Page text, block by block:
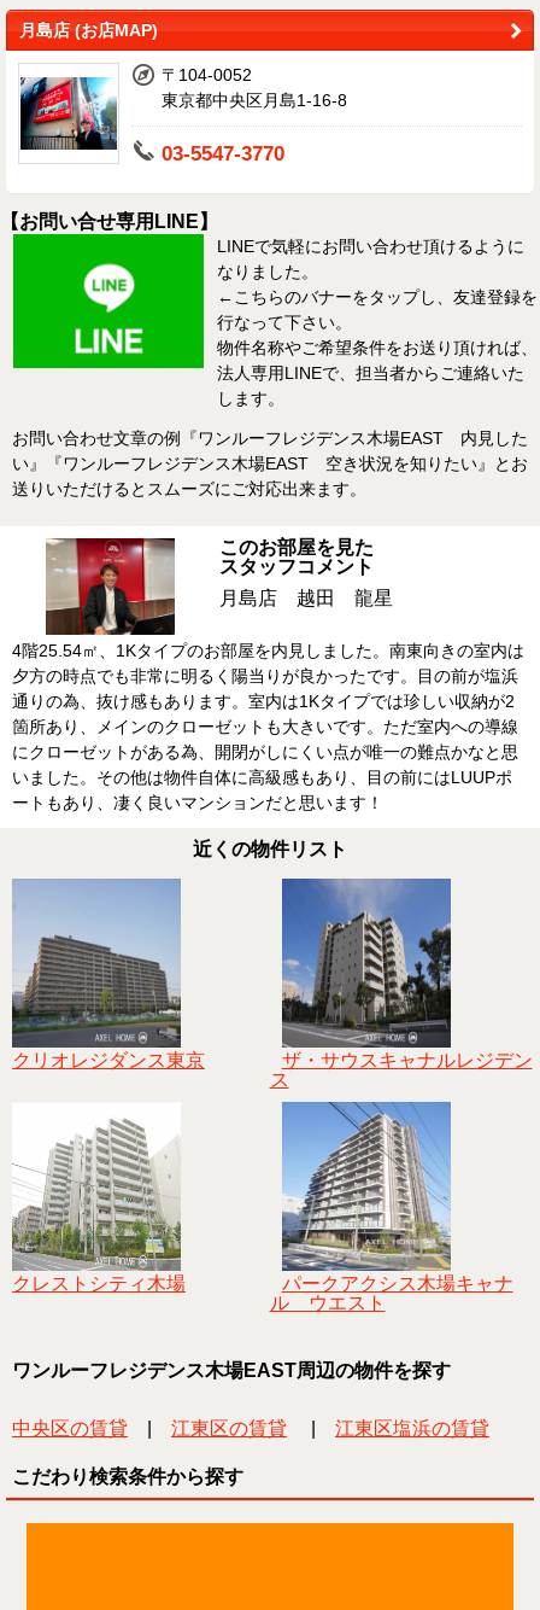
月島店 (お店MAP)
〒104-0052
東京都中央区月島1-16-8
03-5547-3770
【お問い合せ専用LINE】
LINEで気軽にお問い合わせ頂けるように
なりました。
←こちらのバナーをタップし、友達登録を
行なって下さい。
物件名称やご希望条件をお送り頂ければ、
法人専用LINEで、担当者からご連絡いた
します。
お問い合わせ文章の例『ワンルーフレジデンス木場EAST 内見した
い』『ワンルーフレジデンス木場EAST 空き状況を知りたい』とお
送りいただけるとスムーズにご対応出来ます。
このお部屋を見た
スタッフコメント
月島店 越田 龍星
4階25.54㎡、1Kタイプのお部屋を内見しました。南東向きの室内は
夕方の時点でも非常に明るく陽当りが良かったです。目の前が塩浜
通りの為、抜け感もあります。室内は1Kタイプでは珍しい収納が2
箇所あり、メインのクローゼットも大きいです。ただ室内への導線
にクローゼットがある為、開閉がしにくい点が唯一の難点かなと思
いました。その他は物件自体に高級感もあり、目の前にはLUUPポ
ートもあり、凄く良いマンションだと思います！
近くの物件リスト
クリオレジダンス東京
ザ・サウスキャナルレジデン
ス
クレストシティ木場
パークアクシス木場キャナ
ル ウエスト
ワンルーフレジデンス木場EAST周辺の物件を探す
中央区の賃貸 江東区の賃貸 江東区塩浜の賃貸
こだわり検索条件から探す